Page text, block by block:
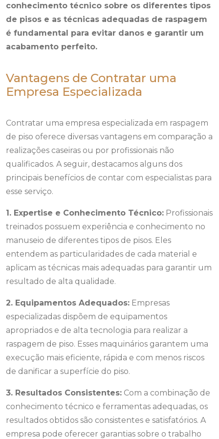
conhecimento técnico sobre os diferentes tipos
de pisos e as técnicas adequadas de raspagem
é fundamental para evitar danos e garantir um
acabamento perfeito.
Vantagens de Contratar uma
Empresa Especializada
Contratar uma empresa especializada em raspagem
de piso oferece diversas vantagens em comparação a
realizações caseiras ou por profissionais não
qualificados. A seguir, destacamos alguns dos
principais benefícios de contar com especialistas para
esse serviço.
1. Expertise e Conhecimento Técnico: Profissionais
treinados possuem experiência e conhecimento no
manuseio de diferentes tipos de pisos. Eles
entendem as particularidades de cada material e
aplicam as técnicas mais adequadas para garantir um
resultado de alta qualidade.
2. Equipamentos Adequados: Empresas
especializadas dispõem de equipamentos
apropriados e de alta tecnologia para realizar a
raspagem de piso. Esses maquinários garantem uma
execução mais eficiente, rápida e com menos riscos
de danificar a superfície do piso.
3. Resultados Consistentes: Com a combinação de
conhecimento técnico e ferramentas adequadas, os
resultados obtidos são consistentes e satisfatórios. A
empresa pode oferecer garantias sobre o trabalho